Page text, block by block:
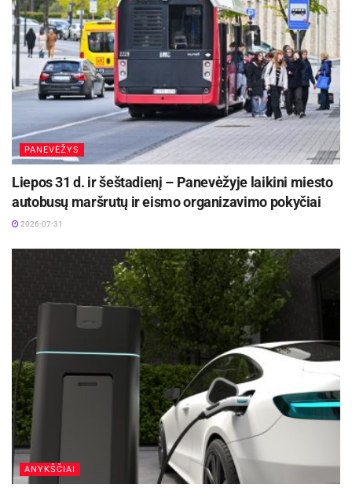
PANEVĖŽYS
Liepos 31 d. ir šeštadienį – Panevėžyje laikini miesto
autobusų maršrutų ir eismo organizavimo pokyčiai
2026-07-31
ANYKŠČIAI